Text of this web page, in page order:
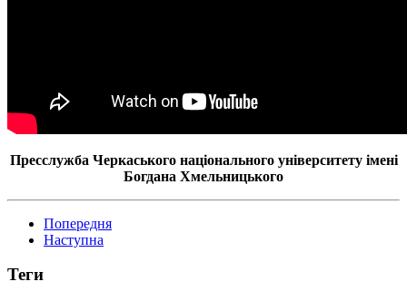
Пресслужба Черкаського національного університету імені
Богдана Хмельницького
Попередня
Наступна
Теги